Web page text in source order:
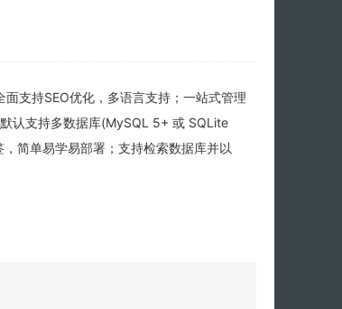
支持SEO优化，多语言支持；一站式管理
认支持多数据库(MySQL 5+ 或 SQLite
简单易学易部署；支持检索数据库并以